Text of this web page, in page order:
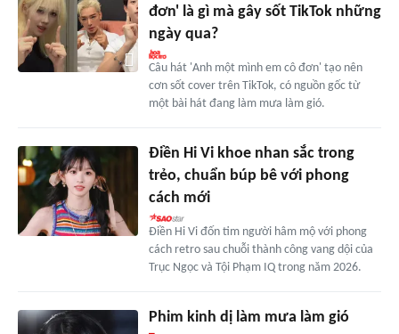
đơn' là gì mà gây sốt TikTok những
ngày qua?
Câu hát 'Anh một mình em cô đơn' tạo nên
cơn sốt cover trên TikTok, có nguồn gốc từ
một bài hát đang làm mưa làm gió.
Điền Hi Vi khoe nhan sắc trong
trẻo, chuẩn búp bê với phong
cách mới
Điền Hi Vi đốn tim người hâm mộ với phong
cách retro sau chuỗi thành công vang dội của
Trục Ngọc và Tội Phạm IQ trong năm 2026.
Phim kinh dị làm mưa làm gió